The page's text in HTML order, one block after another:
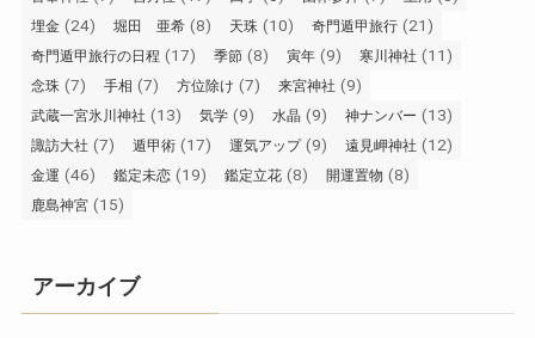
埋金 (24) 堀田 亜希 (8) 天珠 (10) 奇門遁甲旅行 (21)
奇門遁甲旅行の日程 (17) 季節 (8) 寅年 (9) 寒川神社 (11)
念珠 (7) 手相 (7) 方位除け (7) 来宮神社 (9)
武蔵一宮氷川神社 (13) 気学 (9) 水晶 (9) 神ナンバー (13)
諏訪大社 (7) 遁甲術 (17) 運気アップ(9) 遠見岬神社 (12)
金運 (46) 鑑定未恋 (19) 鑑定立花 (8) 開運置物 (8)
鹿島神宮 (15)
アーカイブ